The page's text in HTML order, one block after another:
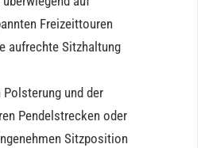
Freizeittouren
aufrechte Sitzhaltung
und der
Pendelstrecken oder
Sitzposition